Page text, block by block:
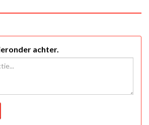
achter.